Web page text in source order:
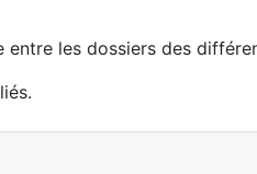
les dossiers des